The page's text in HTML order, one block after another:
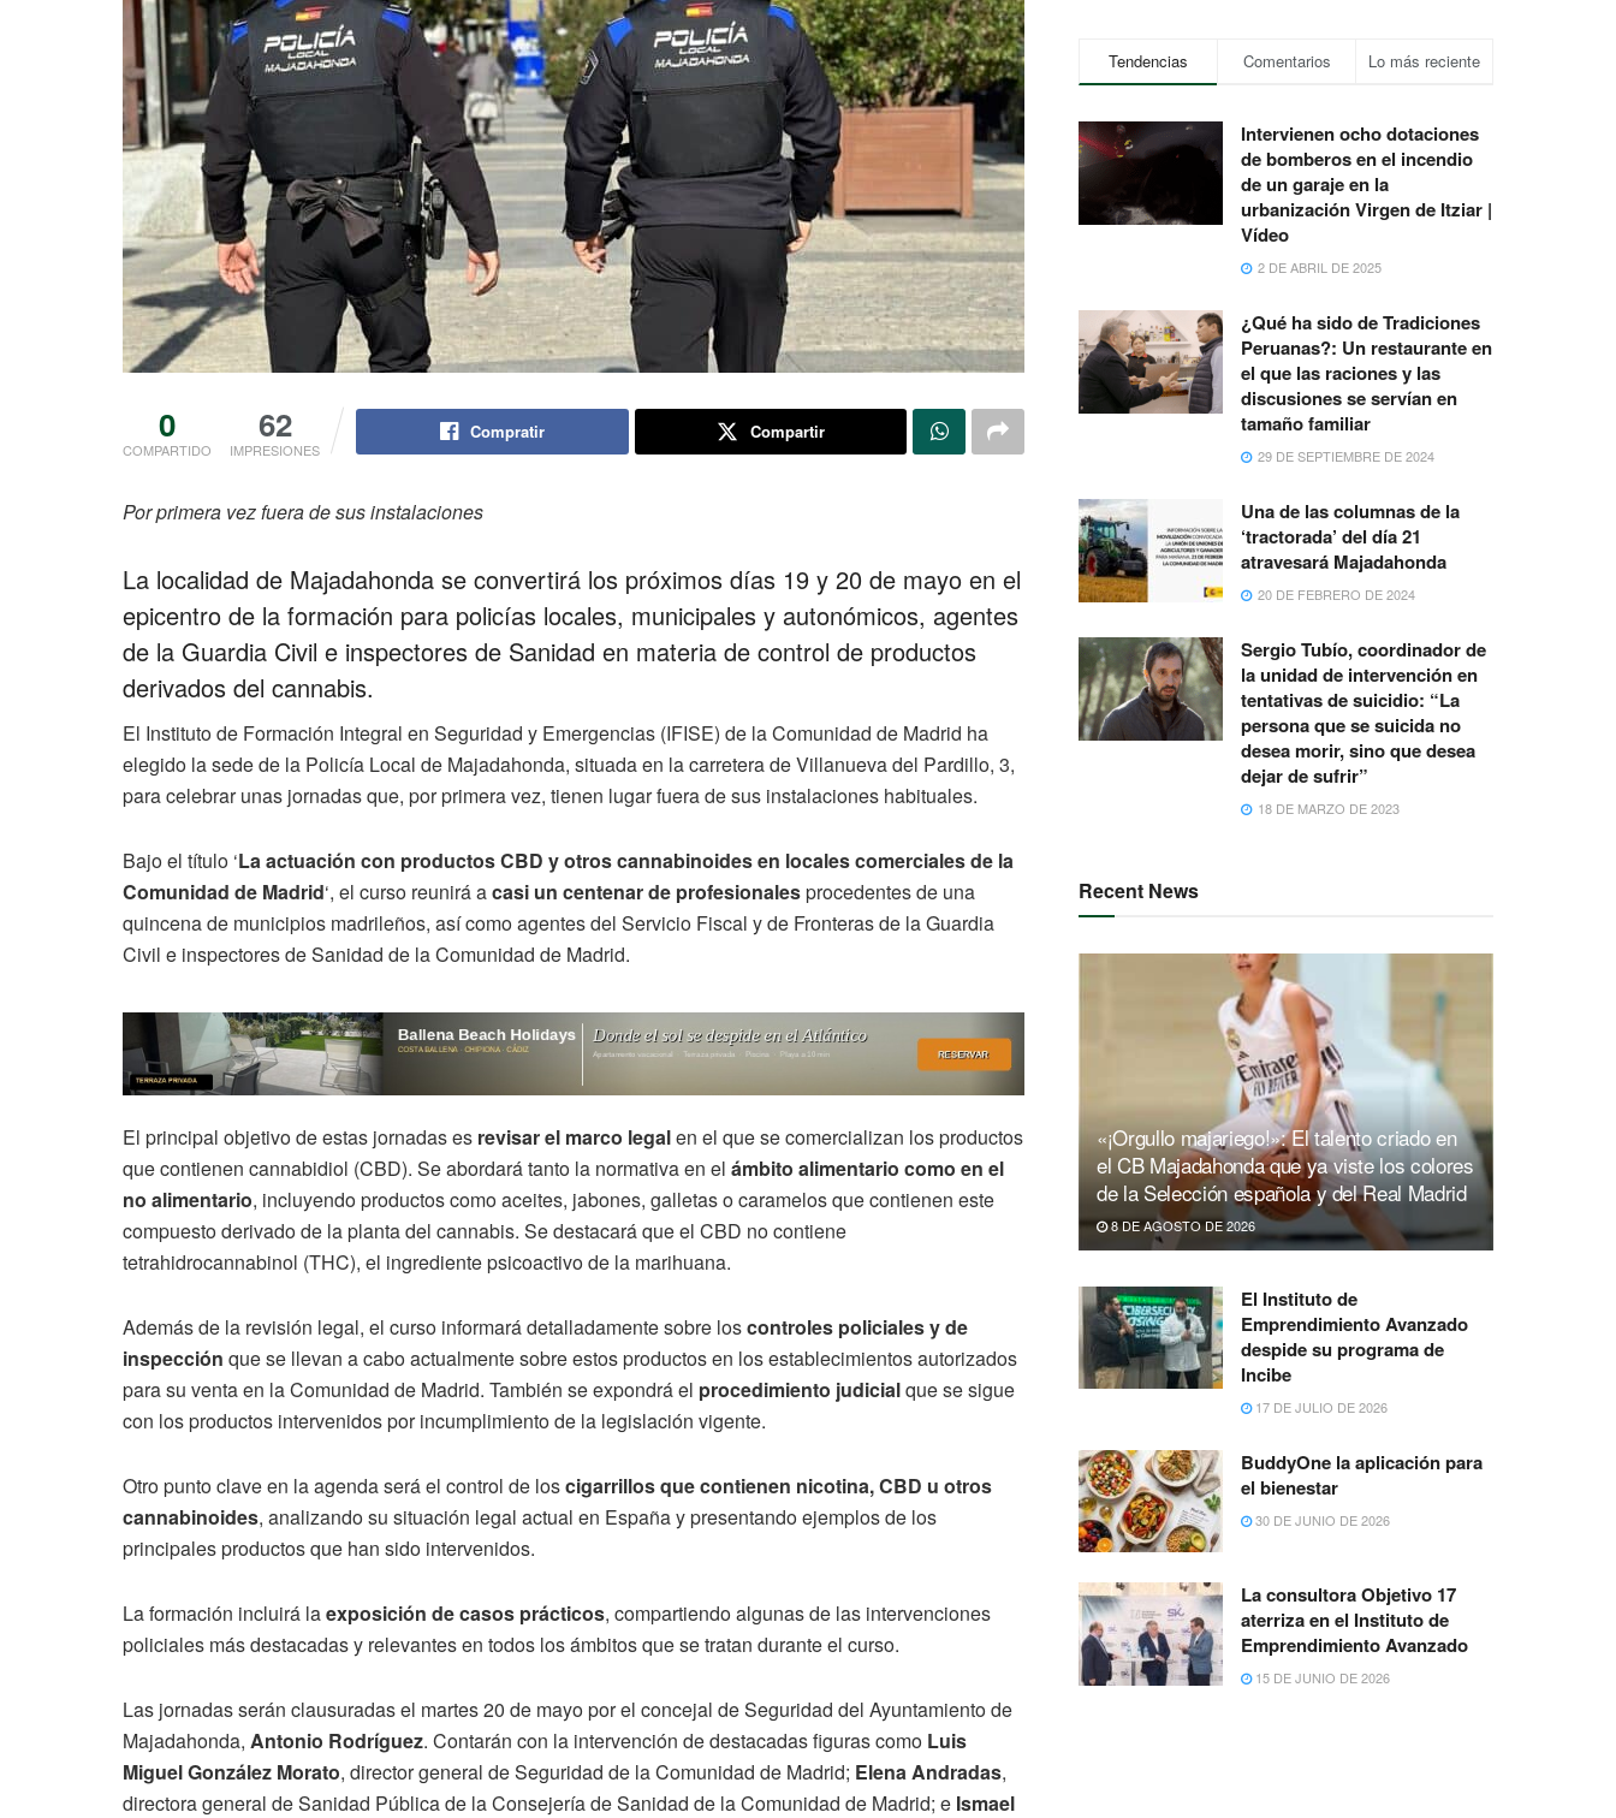
0
COMPARTIDO
62
IMPRESIONES
Compratir Compartir
Por primera vez fuera de sus instalaciones
La localidad de Majadahonda se convertirá los próximos días 19 y 20 de mayo en el
epicentro de la formación para policías locales, municipales y autonómicos, agentes
de la Guardia Civil e inspectores de Sanidad en materia de control de productos
derivados del cannabis.
El Instituto de Formación Integral en Seguridad y Emergencias (IFISE) de la Comunidad de Madrid ha
elegido la sede de la Policía Local de Majadahonda, situada en la carretera de Villanueva del Pardillo, 3,
para celebrar unas jornadas que, por primera vez, tienen lugar fuera de sus instalaciones habituales.
Bajo el título ‘La actuación con productos CBD y otros cannabinoides en locales comerciales de la
Comunidad de Madrid‘, el curso reunirá acasi un centenar de profesionalesprocedentes de una
quincena de municipios madrileños, así como agentes del Servicio Fiscal y de Fronteras de la Guardia
Civil e inspectores de Sanidad de la Comunidad de Madrid.
El principal objetivo de estas jornadas es revisar el marco legalen el que se comercializan los productos
que contienen cannabidiol (CBD). Se abordará tanto la normativa en el ámbito alimentario como en el
no alimentario, incluyendo productos como aceites, jabones, galletas o caramelos que contienen este
compuesto derivado de la planta del cannabis. Se destacará que el CBD no contiene
tetrahidrocannabinol (THC), el ingrediente psicoactivo de la marihuana.
Además de la revisión legal, el curso informará detalladamente sobre loscontroles policiales y de
inspección que se llevan a cabo actualmente sobre estos productos en los establecimientos autorizados
para su venta en la Comunidad de Madrid. También se expondrá el procedimiento judicialque se sigue
con los productos intervenidos por incumplimiento de la legislación vigente.
Otro punto clave en la agenda será el control de loscigarrillos que contienen nicotina, CBD u otros
cannabinoides, analizando su situación legal actual en España y presentando ejemplos de los
principales productos que han sido intervenidos.
La formación incluirá laexposición de casos prácticos, compartiendo algunas de las intervenciones
policiales más destacadas y relevantes en todos los ámbitos que se tratan durante el curso.
Las jornadas serán clausuradas el martes 20 de mayo por el concejal de Seguridad del Ayuntamiento de
Majadahonda, Antonio Rodríguez. Contarán con la intervención de destacadas figuras como Luis
Miguel González Morato, director general de Seguridad de la Comunidad de Madrid; Elena Andradas,
directora general de Sanidad Pública de la Consejería de Sanidad de la Comunidad de Madrid; e Ismael
Tendencias Comentarios Lo más reciente
Intervienen ocho dotaciones
de bomberos en el incendio
de un garaje en la
urbanización Virgen de Itziar |
Vídeo
2 DE ABRIL DE 2025
¿Qué ha sido de Tradiciones
Peruanas?: Un restaurante en
el que las raciones y las
discusiones se servían en
tamaño familiar
29 DE SEPTIEMBRE DE 2024
Una de las columnas de la
‘tractorada’ del día 21
atravesará Majadahonda
20 DE FEBRERO DE 2024
Sergio Tubío, coordinador de
la unidad de intervención en
tentativas de suicidio: “La
persona que se suicida no
desea morir, sino que desea
dejar de sufrir”
18 DE MARZO DE 2023
Recent News
«¡Orgullo majariego!»: El talento criado en
el CB Majadahonda que ya viste los colores
de la Selección española y del Real Madrid
8 DE AGOSTO DE 2026
El Instituto de
Emprendimiento Avanzado
despide su programa de
Incibe
17 DE JULIO DE 2026
BuddyOne la aplicación para
el bienestar
30 DE JUNIO DE 2026
La consultora Objetivo 17
aterriza en el Instituto de
Emprendimiento Avanzado
15 DE JUNIO DE 2026